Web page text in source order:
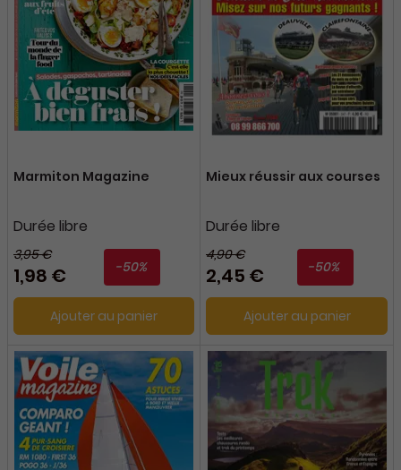
Marmiton Magazine
Durée libre
3,95 €
1,98 € -50%
Ajouter au panier
Mieux réussir aux courses
Durée libre
4,90 €
2,45 € -50%
Ajouter au panier